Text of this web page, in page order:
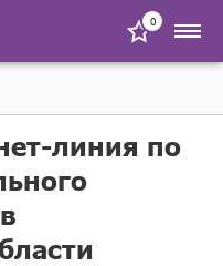
0
линия по